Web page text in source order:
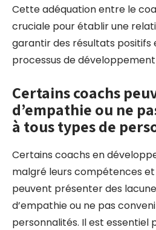
Cette adéquation entre le
cruciale pour établir une
garantir des résultats positifs
processus de
Certains coachs
d’empathie ou ne
à tous types de
Certains coachs en
malgré leurs compétences
peuvent présenter des
d’empathie ou ne pas
personnalités. Il est essentiel